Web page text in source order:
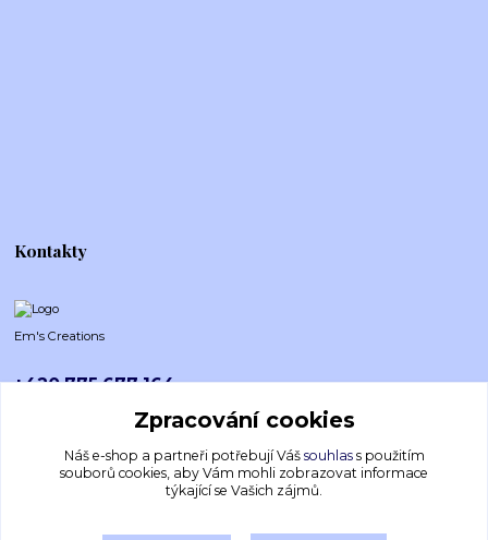
Kontakty
Em's Creations
+420 775 677 164
emscreations.cz@gmail.com
Zpracování cookies
Náš e-shop a partneři potřebují Váš souhlass použitím
souborů cookies, aby Vám mohli zobrazovat informace
týkající se Vašich zájmů.